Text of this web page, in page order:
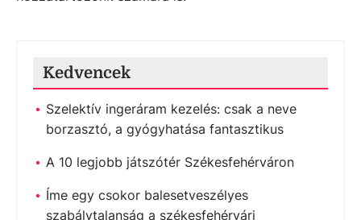
Kedvencek
Szelektív ingeráram kezelés: csak a neve
borzasztó, a gyógyhatása fantasztikus
A 10 legjobb játszótér Székesfehérváron
Íme egy csokor balesetveszélyes
szabálytalanság a székesfehérvári